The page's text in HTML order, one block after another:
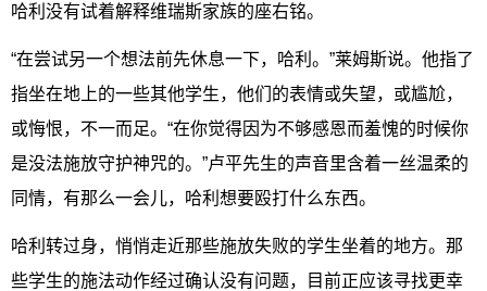
哈利没有试着解释维瑞斯家族的座右铭。
“在尝试另一个想法前先休息一下，哈利。”莱姆斯说。他指了
指坐在地上的一些其他学生，他们的表情或失望，或尴尬，
或悔恨，不一而足。“在你觉得因为不够感恩而羞愧的时候你
是没法施放守护神咒的。”卢平先生的声音里含着一丝温柔的
同情，有那么一会儿，哈利想要殴打什么东西。
哈利转过身，悄悄走近那些施放失败的学生坐着的地方。那
些学生的施法动作经过确认没有问题，目前正应该寻找更幸